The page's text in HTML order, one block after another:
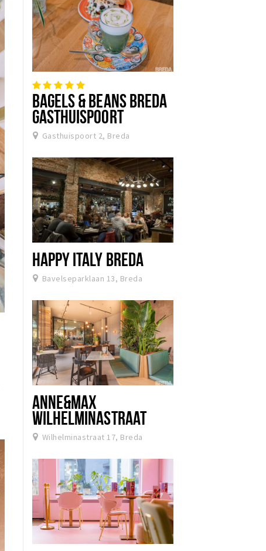
BAGELS & BEANS BREDA
GASTHUISPOORT
Gasthuispoort 2, Breda
HAPPY ITALY BREDA
Bavelseparklaan 13, Breda
ANNE&MAX
WILHELMINASTRAAT
Wilhelminastraat 17, Breda